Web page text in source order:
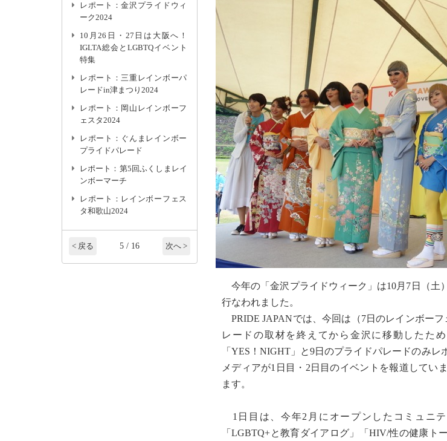
今年の「金沢プライドウィーク」は10月7日（土
行なわれました。
PRIDE JAPANでは、今回は（7日のレインボー
レードの取材を終えてから金沢に移動したた
「YES！NIGHT」と9日のプライドパレードのみ
メディアが1日目・2日目のイベントを報道してい
ます。
1日目は、今年2月にオープンしたコミュニ
「LGBTQ+と教育ダイアログ」「HIV/性の健康ト
レポート：金沢プライドウィ
ーク2024
10月26日・27日は大阪へ！
IGLTA総会とLGBTQイベント
特集
レポート：三重レインボーパ
レードin津まつり2024
レポート：岡山レインボーフ
ェスタ2024
レポート：ぐんまレインボー
プライドパレード
レポート：第5回ふくしまレイ
ンボーマーチ
レポート：レインボーフェス
タ和歌山2024
< 戻る 5 / 16 次へ >